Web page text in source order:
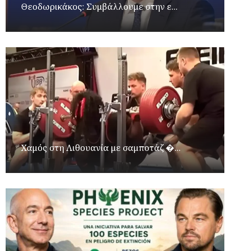
Θεοδωρικάκος: Συμβάλλουμε στην ε...
Χαμός στη Λιθουανία με σαμποτάζ �...